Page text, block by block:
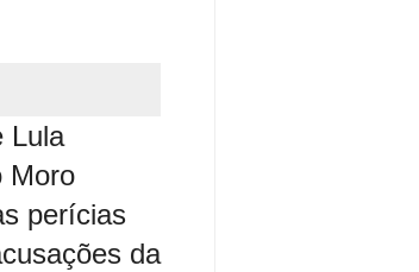
Lula
Moro
perícias
da